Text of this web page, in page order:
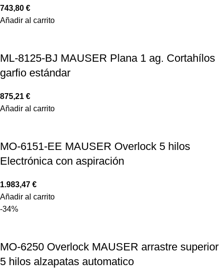
743,80 €
Añadir al carrito
ML-8125-BJ MAUSER Plana 1 ag. Cortahílos
garfio estándar
875,21 €
Añadir al carrito
MO-6151-EE MAUSER Overlock 5 hilos
Electrónica con aspiración
1.983,47 €
Añadir al carrito
-34%
MO-6250 Overlock MAUSER arrastre superior
5 hilos alzapatas automatico